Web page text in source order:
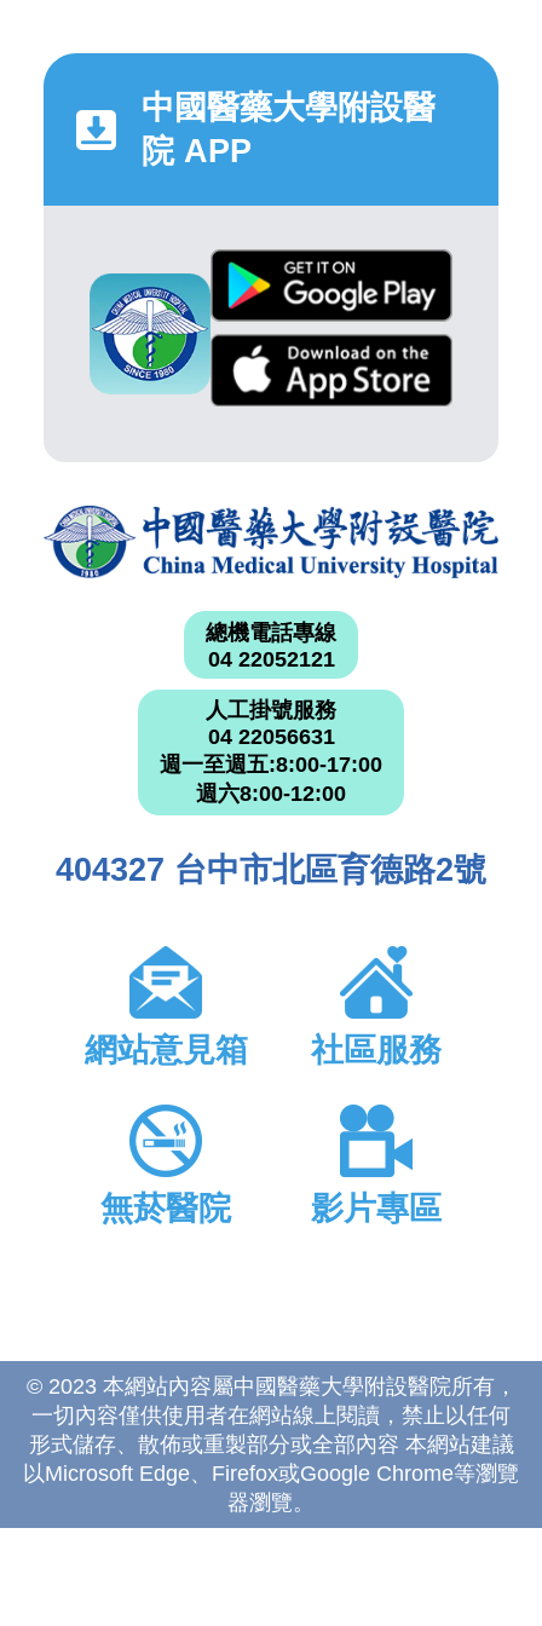
中國醫藥大學附設醫
院 APP
總機電話專線
04 22052121
人工掛號服務
04 22056631
週一至週五:8:00-17:00
週六8:00-12:00
404327 台中市北區育德路2號
網站意見箱 社區服務
無菸醫院 影片專區
© 2023 本網站內容屬中國醫藥大學附設醫院所有，
一切內容僅供使用者在網站線上閱讀，禁止以任何
形式儲存、散佈或重製部分或全部內容 本網站建議
以Microsoft Edge、Firefox或Google Chrome等瀏覽
器瀏覽。